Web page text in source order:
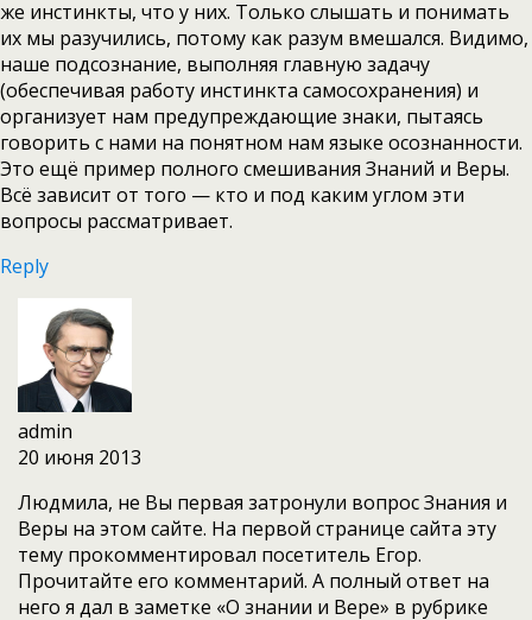
же инстинкты, что у них. Только слышать и понимать
их мы разучились, потому как разум вмешался. Видимо,
наше подсознание, выполняя главную задачу
(обеспечивая работу инстинкта самосохранения) и
организует нам предупреждающие знаки, пытаясь
говорить с нами на понятном нам языке осознанности.
Это ещё пример полного смешивания Знаний и Веры.
Всё зависит от того — кто и под каким углом эти
вопросы рассматривает.
Reply
admin
20 июня 2013
Людмила, не Вы первая затронули вопрос Знания и
Веры на этом сайте. На первой странице сайта эту
тему прокомментировал посетитель Егор.
Прочитайте его комментарий. А полный ответ на
него я дал в заметке «О знании и Вере» в рубрике